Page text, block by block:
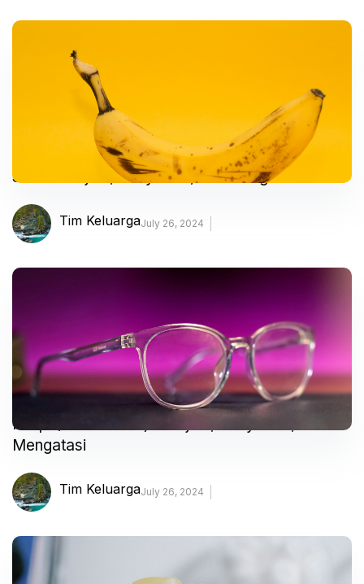
Sifilis – Gejala, Penyebab, dan Mengobati
Tim KeluargaJuly 26, 2024
Miopi (Rabun Jauh) – Gejala, Penyebab, dan
Mengatasi
Tim KeluargaJuly 26, 2024